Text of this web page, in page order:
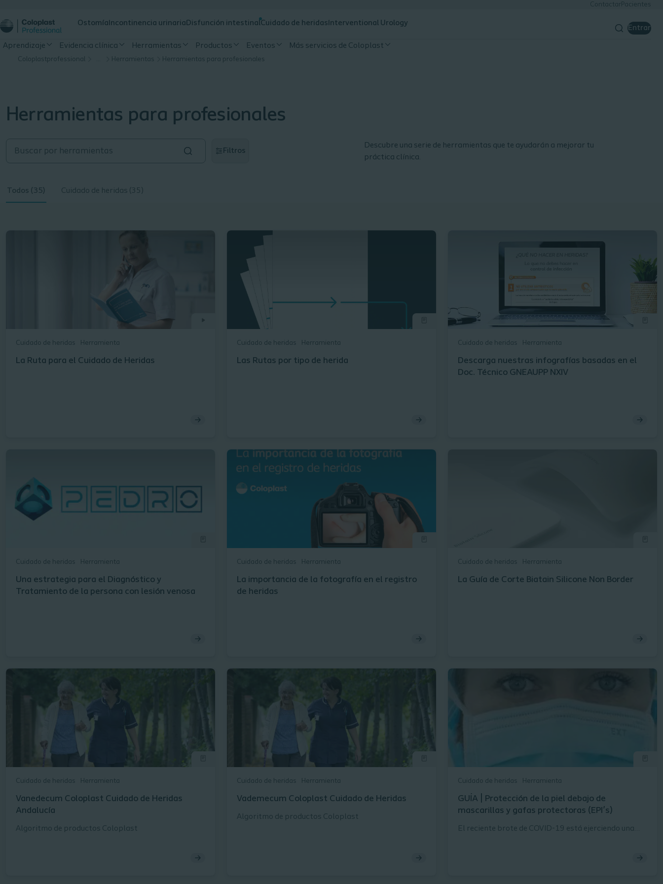
ContactarPacientes
Ostomía Incontinencia urinaria Disfunción intestinalCuidado de heridas Interventional Urology
Entrar
Aprendizaje Evidencia clínica Herramientas Productos Eventos Más servicios de Coloplast
Coloplastprofessional Herramientas Herramientas para profesionales
Herramientas para profesionales
Descubre una serie de herramientas que te ayudarán a mejorar tu
práctica clínica.
Filtros
Todos (35) Cuidado de heridas (35)
Cuidado de heridas Herramienta
La Ruta para el Cuidado de Heridas
Cuidado de heridas Herramienta
Las Rutas por tipo de herida
Cuidado de heridas Herramienta
Descarga nuestras infografías basadas en el
Doc. Técnico GNEAUPP NXIV
Cuidado de heridas Herramienta
Una estrategia para el Diagnóstico y
Tratamiento de la persona con lesión venosa
Cuidado de heridas Herramienta
La importancia de la fotografía en el registro
de heridas
Cuidado de heridas Herramienta
La Guía de Corte Biatain Silicone Non Border
Cuidado de heridas Herramienta
Vanedecum Coloplast Cuidado de Heridas
Andalucía
Algoritmo de productos Coloplast​
Cuidado de heridas Herramienta
Vademecum Coloplast Cuidado de Heridas​
Algoritmo de productos Coloplast​
Cuidado de heridas Herramienta
GUÍA | Protección de la piel debajo de
mascarillas y gafas protectoras (EPI’s)
El reciente brote de COVID-19 está ejerciendo una